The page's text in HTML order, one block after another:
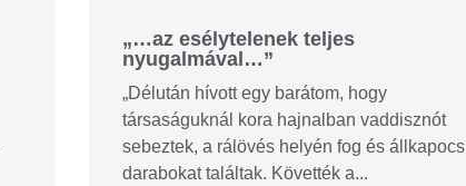
„…az esélytelenek teljes
nyugalmával…”
„Délután hívott egy barátom, hogy
társaságuknál kora hajnalban vaddisznót
sebeztek, a rálövés helyén fog és állkapocs
darabokat találtak. Követték a...